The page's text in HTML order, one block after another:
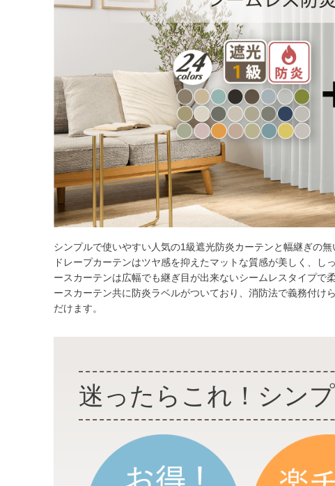
対して1.5倍の生地を利
用し、上部を2つ山のヒ
ダでつまみます。すっき
りとした印象になるベー
シックなつまみです。
201～260
幅101cm以上のサイズをご注文の
2倍ヒダ
フラット
シンプルで使いやすい人気の1級遮光防炎カーテンと幅継ぎの
ドレープカーテンはツヤ感を抑えたマットな質感が美しく、
ースカーテンは広幅でも継ぎ目が出来ないシームレスタイプで
ースカーテン共に防炎ラベルがついており、消防法で義務付け
だけます。
迷ったらこれ！ シン